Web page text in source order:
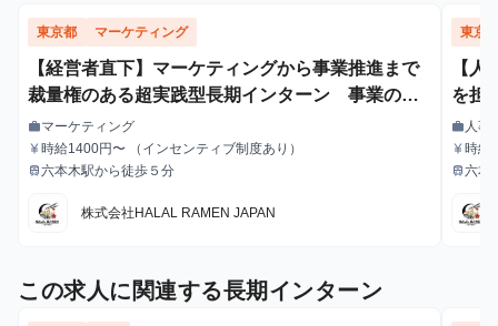
東京都 マーケティング
【経営者直下】マーケティングから事業推進まで
裁量権のある超実践型長期インターン 事業の
「0→1」創業フェーズ 海外展開
職種
workマーケティング
給与
currency_yen時給1400円〜 （インセンティブ制度あり）
最寄駅
train六本木駅から徒歩５分
株式会社HALAL RAMEN JAPAN
東京
【
を担
職種
work 人事
給与
currency_yen時給
最寄駅
train六本
この求人に関連する長期インターン